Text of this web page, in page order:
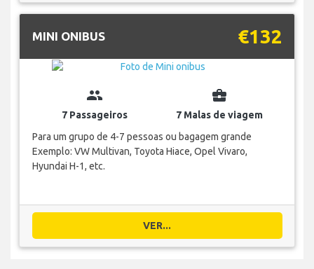
MINI ONIBUS €132
group
7 Passageiros
business_center
7 Malas de viagem
Para um grupo de 4-7 pessoas ou bagagem grande
Exemplo: VW Multivan, Toyota Hiace, Opel Vivaro,
Hyundai H-1, etc.
VER...